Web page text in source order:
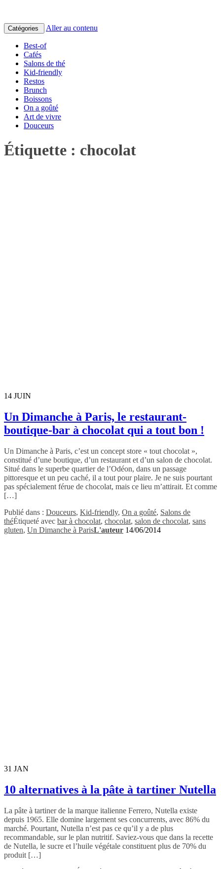
Catégories Aller au contenu
Best-of
Cafés
Salons de thé
Kid-friendly
Restos
Brunch
Boissons
On a goûté
Art de vivre
Douceurs
Étiquette : chocolat
14 JUIN
Un Dimanche à Paris, le restaurant-
boutique-bar à chocolat qui a tout bon !
Un Dimanche à Paris, c’est un concept store « tout chocolat »,
constitué d’une boutique, d’un restaurant et d’un salon de chocolat.
Situé dans le superbe quartier de l’Odéon, dans un passage
pittoresque et un peu caché, il a tout pour plaire. Je ne suis pourtant
pas spécialement férue de chocolat, mais ce lieu m’attirait. Et comme
[…]
Publié dans : Douceurs, Kid-friendly, On a goûté, Salons de
théÉtiqueté avec bar à chocolat, chocolat, salon de chocolat, sans
gluten, Un Dimanche à ParisL'auteur 14/06/2014
31 JAN
10 alternatives à la pâte à tartiner Nutella
La pâte à tartiner de la marque italienne Ferrero, Nutella existe
depuis 1965. Elle domine largement ses concurrents, avec 86% du
marché. Pourtant, Nutella n’est pas ce qu’il y a de plus
recommandable, sur le plan nutritif. Saviez-vous que dans la recette
de Nutella, le sucre et l’huile végétale constituent plus de 70% du
produit […]